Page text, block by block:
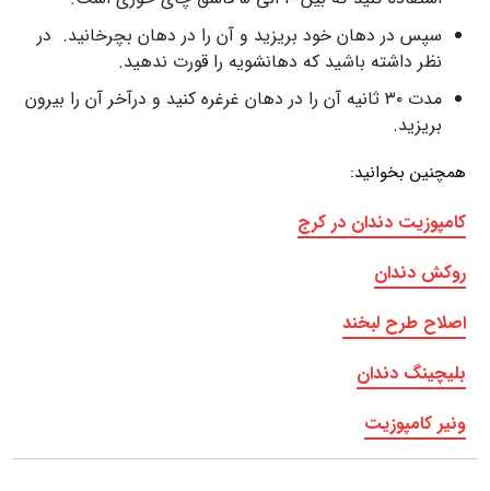
سپس در دهان خود بریزید و آن را در دهان بچرخانید. در
نظر داشته باشید که دهانشویه را قورت ندهید.
مدت ۳۰ ثانیه آن را در دهان غرغره کنید و درآخر آن را بیرون
بریزید.
همچنین بخوانید:
کامپوزیت دندان در کرج
روکش دندان
اصلاح طرح لبخند
بلیچینگ دندان
ونیر کامپوزیت